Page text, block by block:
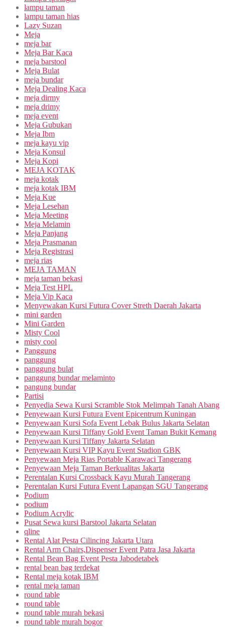
lampu taman
lampu taman hias
Lazy Suzan
Meja
meja bar
Meja Bar Kaca
meja barstool
Meja Bulat
meja bundar
Meja Dealing Kaca
meja dirmy
meja drimy
meja event
Meja Gubukan
Meja Ibm
meja kayu vip
Meja Konsul
Meja Kopi
MEJA KOTAK
meja kotak
meja kotak IBM
Meja Kue
Meja Lesehan
Meja Meeting
Meja Melamin
Meja Panjang
Meja Prasmanan
Meja Registrasi
meja rias
MEJA TAMAN
meja taman bekasi
Meja Test HPL
Meja Vip Kaca
Menyewakan Kursi Futura Cover Streth Daerah Jakarta
mini garden
Mini Garden
Misty Cool
misty cool
Panggung
panggung
panggung bulat
panggung bundar melaminto
pangung bundar
Partisi
Penyedia Sewa Kursi Scramble Stok Melimpah Tanah Abang
Penyewaan Kursi Futura Event Epicentrum Kuningan
Penyewaan Kursi Sofa Event Lebak Bulus Jakarta Selatan
Penyewaan Kursi Tiffany Gold Event Taman Bukit Kemang
Penyewaan Kursi Tiffany Jakarta Selatan
Penyewaan Kursi VIP Kayu Event Stadion GBK
Penyewaan Meja Rias Portable Karawaci Tangerang
Penyewaan Meja Taman Berkualitas Jakarta
Perentalan Kursi Crossback Kayu Murah Tangerang
Perentalan Kursi Futura Event Lapangan SGU Tangerang
Podium
podium
Podium Acrylic
Pusat Sewa kursi Barstool Jakarta Selatan
qline
Rental Alat Pesta Cilincing Jakarta Utara
Rental Arm Chairs,Dispenser Event Patra Jasa Jakarta
Rental Bean Bag Event Pesta Jabodetabek
rental bean bag terdekat
Rental meja kotak IBM
rental meja taman
round table
round table
round table murah bekasi
round table murah bogor